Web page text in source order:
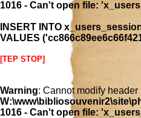
1016 - Can't open file:
INSERT INTO
VALUES
[TEP STOP]
Warning: Cannot modify
1016 - Can't open file: